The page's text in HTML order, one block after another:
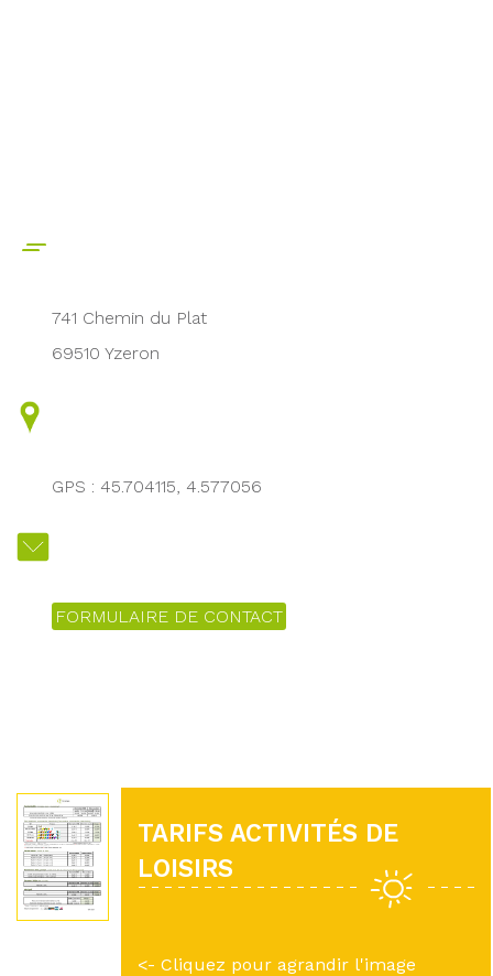
741 Chemin du Plat
69510 Yzeron
GPS : 45.704115, 4.577056
FORMULAIRE DE CONTACT
TARIFS ACTIVITÉS DE
LOISIRS
<- Cliquez pour agrandir l'image